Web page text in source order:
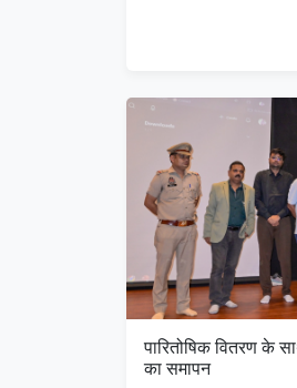
पारितोषिक वितरण के
का समापन